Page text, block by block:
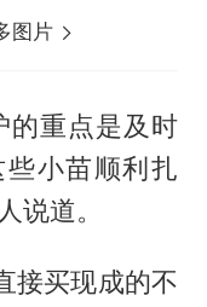
图片
的重点是及时
小苗顺利扎
说道。
接买现成的不